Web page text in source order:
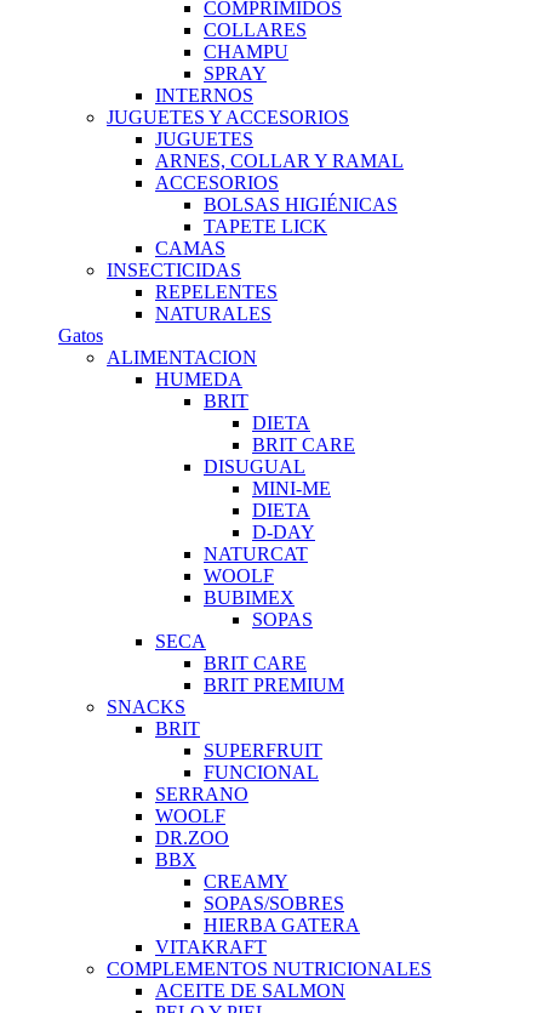
COMPRIMIDOS
COLLARES
CHAMPU
SPRAY
INTERNOS
JUGUETES Y ACCESORIOS
JUGUETES
ARNES, COLLAR Y RAMAL
ACCESORIOS
BOLSAS HIGIÉNICAS
TAPETE LICK
CAMAS
INSECTICIDAS
REPELENTES
NATURALES
Gatos
ALIMENTACION
HUMEDA
BRIT
DIETA
BRIT CARE
DISUGUAL
MINI-ME
DIETA
D-DAY
NATURCAT
WOOLF
BUBIMEX
SOPAS
SECA
BRIT CARE
BRIT PREMIUM
SNACKS
BRIT
SUPERFRUIT
FUNCIONAL
SERRANO
WOOLF
DR.ZOO
BBX
CREAMY
SOPAS/SOBRES
HIERBA GATERA
VITAKRAFT
COMPLEMENTOS NUTRICIONALES
ACEITE DE SALMON